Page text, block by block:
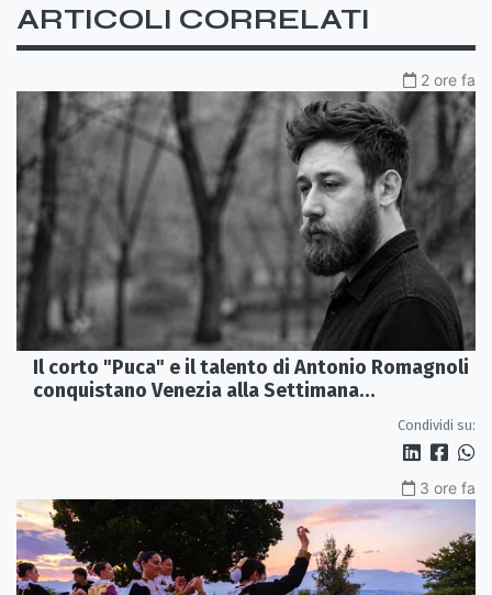
ARTICOLI CORRELATI
2 ore fa
Il corto "Puca" e il talento di Antonio Romagnoli
conquistano Venezia alla Settimana
Condividi su:
3 ore fa